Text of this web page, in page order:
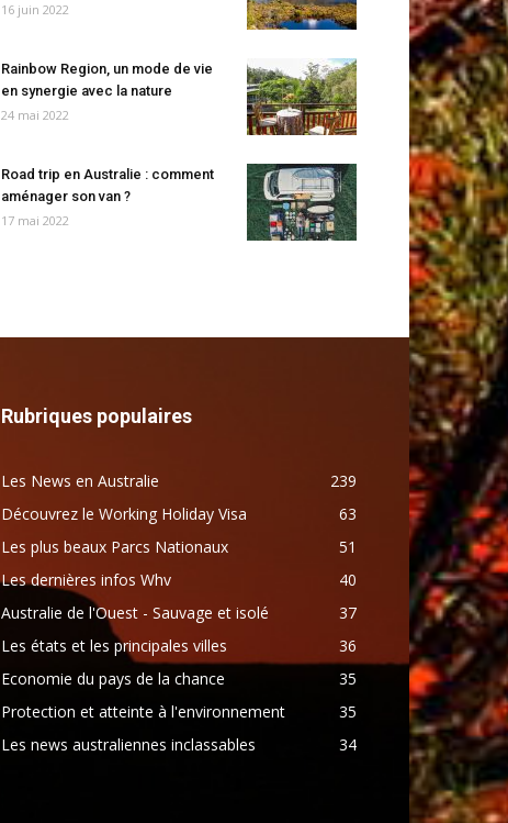
16 juin 2022
Rainbow Region, un mode de vie
en synergie avec la nature
24 mai 2022
Road trip en Australie : comment
aménager son van ?
17 mai 2022
Rubriques populaires
Les News en Australie
239
Découvrez le Working Holiday Visa
63
Les plus beaux Parcs Nationaux
51
Les dernières infos Whv
40
Australie de l'Ouest - Sauvage et isolé
37
Les états et les principales villes
36
Economie du pays de la chance
35
Protection et atteinte à l'environnement
35
Les news australiennes inclassables
34